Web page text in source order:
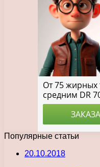
Популярные статьи
20.10.2018